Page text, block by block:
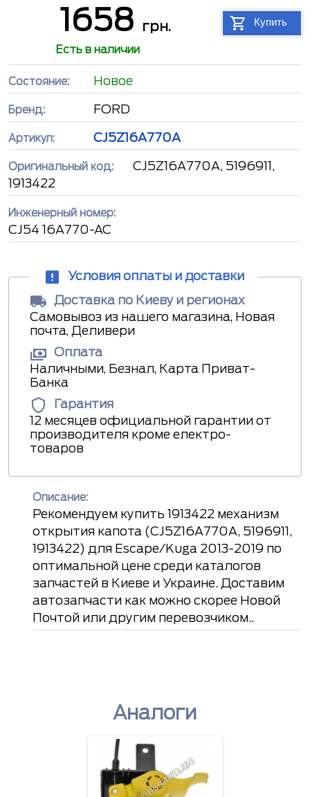
1658 грн. Купить
Есть в наличии
Состояние: Новое
Бренд: FORD
Артикул: CJ5Z16A770A
Оригинальный код:
CJ5Z16A770A, 5196911,
1913422
Инженерный номер:
CJ54 16A770-AC
Условия оплаты и доставки
Доставка по Киеву и регионах
Самовывоз из нашего магазина, Новая
почта, Деливери
Оплата
Наличными, Безнал, Карта Приват-
Банка
Гарантия
12 месяцев официальной гарантии от
производителя кроме електро-
товаров
Описание:
Рекомендуем купить 1913422 механизм
открытия капота (CJ5Z16A770A, 5196911,
1913422) для Escape/Kuga 2013-2019 по
оптимальной цене среди каталогов
запчастей в Киеве и Украине. Доставим
автозапчасти как можно скорее Новой
Почтой или другим перевозчиком..
Аналоги